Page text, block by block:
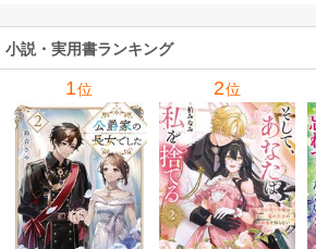
したか 1巻
小説・実用書ランキング
1位 2位